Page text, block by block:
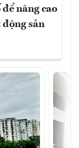
nâng cao
sản